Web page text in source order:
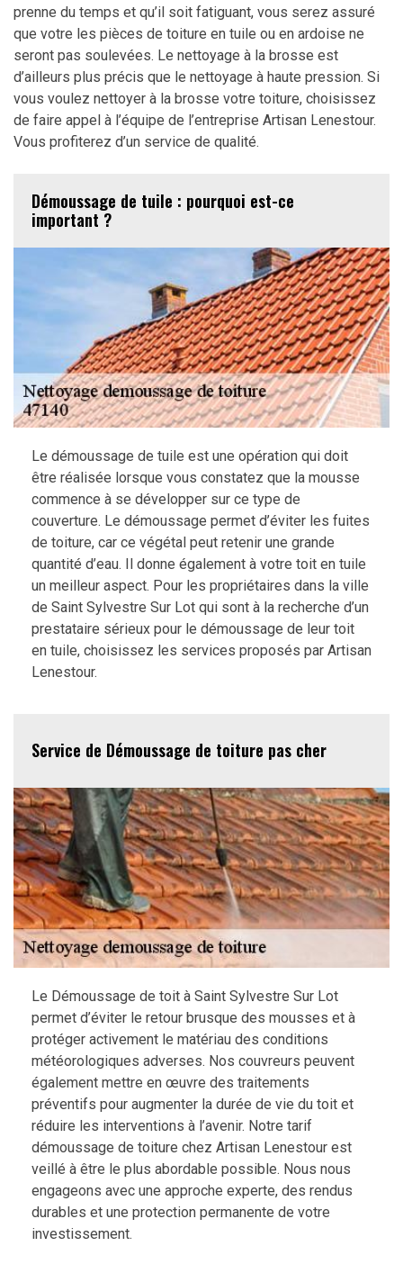
prenne du temps et qu’il soit fatiguant, vous serez assuré
que votre les pièces de toiture en tuile ou en ardoise ne
seront pas soulevées. Le nettoyage à la brosse est
d’ailleurs plus précis que le nettoyage à haute pression. Si
vous voulez nettoyer à la brosse votre toiture, choisissez
de faire appel à l’équipe de l’entreprise Artisan Lenestour.
Vous profiterez d’un service de qualité.
Démoussage de tuile : pourquoi est-ce
important ?
Le démoussage de tuile est une opération qui doit
être réalisée lorsque vous constatez que la mousse
commence à se développer sur ce type de
couverture. Le démoussage permet d’éviter les fuites
de toiture, car ce végétal peut retenir une grande
quantité d’eau. Il donne également à votre toit en tuile
un meilleur aspect. Pour les propriétaires dans la ville
de Saint Sylvestre Sur Lot qui sont à la recherche d’un
prestataire sérieux pour le démoussage de leur toit
en tuile, choisissez les services proposés par Artisan
Lenestour.
Service de Démoussage de toiture pas cher
Le Démoussage de toit à Saint Sylvestre Sur Lot
permet d’éviter le retour brusque des mousses et à
protéger activement le matériau des conditions
météorologiques adverses. Nos couvreurs peuvent
également mettre en œuvre des traitements
préventifs pour augmenter la durée de vie du toit et
réduire les interventions à l’avenir. Notre tarif
démoussage de toiture chez Artisan Lenestour est
veillé à être le plus abordable possible. Nous nous
engageons avec une approche experte, des rendus
durables et une protection permanente de votre
investissement.